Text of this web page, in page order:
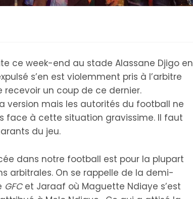
ce week-end au stade Alassane Djigo en
s’en est violemment pris à l’arbitre
un coup de ce dernier.
version mais les autorités du football ne
face à cette situation gravissime. Il faut
du jeu.
dans notre football est pour la plupart
arbitrales. On se rappelle de la demi-
GFC et Jaraaf où Maguette Ndiaye s’est